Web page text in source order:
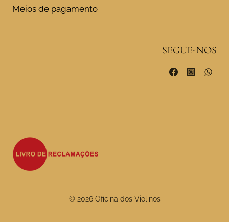
Meios de pagamento
SEGUE-NOS
© 2026 Oficina dos Violinos